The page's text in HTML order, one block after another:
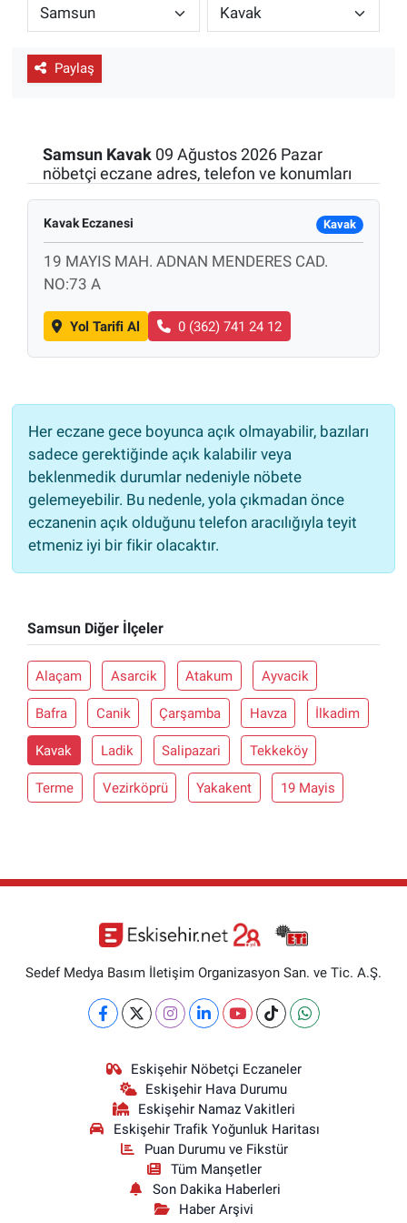
Paylaş
Samsun Kavak09 Ağustos 2026 Pazar
nöbetçi eczane adres, telefon ve konumları
Kavak Eczanesi Kavak
19 MAYIS MAH. ADNAN MENDERES CAD.
NO:73 A
Yol Tarifi Al 0 (362) 741 24 12
Her eczane gece boyunca açık olmayabilir, bazıları
sadece gerektiğinde açık kalabilir veya
beklenmedik durumlar nedeniyle nöbete
gelemeyebilir. Bu nedenle, yola çıkmadan önce
eczanenin açık olduğunu telefon aracılığıyla teyit
etmeniz iyi bir fikir olacaktır.
Samsun Diğer İlçeler
Alaçam Asarcik Atakum Ayvacik
Bafra Canik Çarşamba Havza İlkadim
Kavak Ladik Salipazari Tekkeköy
Terme Vezirköprü Yakakent 19 Mayis
Sedef Medya Basım İletişim Organizasyon San. ve Tic. A.Ş.
Eskişehir Nöbetçi Eczaneler
Eskişehir Hava Durumu
Eskişehir Namaz Vakitleri
Eskişehir Trafik Yoğunluk Haritası
Puan Durumu ve Fikstür
Tüm Manşetler
Son Dakika Haberleri
Haber Arşivi
ESKİŞEHİR NÖBETÇİ ECZANELER
Eskişehir Haber İçerikleri
Eskişehir Tramvay Saatleri
Eskişehir Otobüs Saatleri